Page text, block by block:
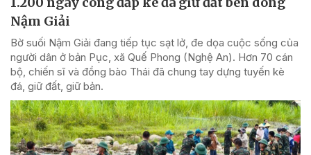
Nậm Giải
Bờ suối Nậm Giải đang tiếp tục sạt lở, đe dọa cuộc sống của
người dân ở bản Pục, xã Quế Phong (Nghệ An). Hơn 70 cán
bộ, chiến sĩ và đồng bào Thái đã chung tay dựng tuyến kè
đá, giữ đất, giữ bản.